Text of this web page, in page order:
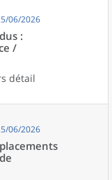
06/2026
:
/
détail
06/2026